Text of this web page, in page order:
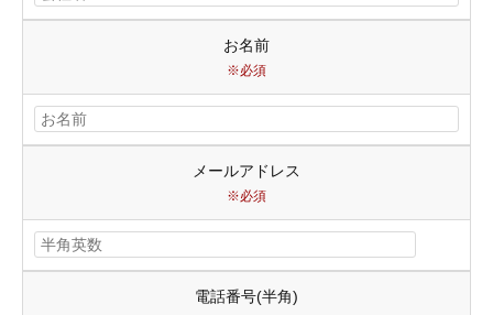
お名前
※必須
メールアドレス
※必須
電話番号(半角)